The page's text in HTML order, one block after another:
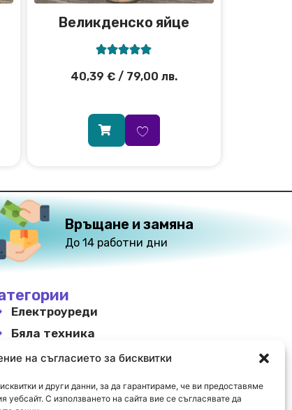
на съгласието за бисквитки
и други данни, за да гарантираме, че ви предоставяме
С използването на сайта вие се съгласявате да
Великденско яйце

40,39 €/ 79,00 лв.
Връщане и замяна
До 14 работни дни
Електроуреди
Бяла техника
За вграждане
Охлаждане и отопление